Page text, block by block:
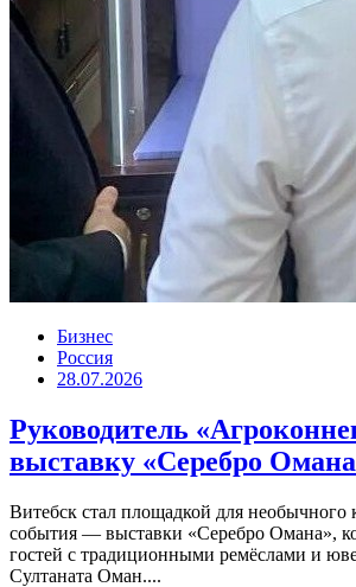
Бизнес
Россия
28.07.2026
Руководитель
выставку «Серебро
Витебск стал площадкой для необычного
события — выставки «Серебро Омана»,
гостей с традиционными ремёслами и
Султаната Оман....